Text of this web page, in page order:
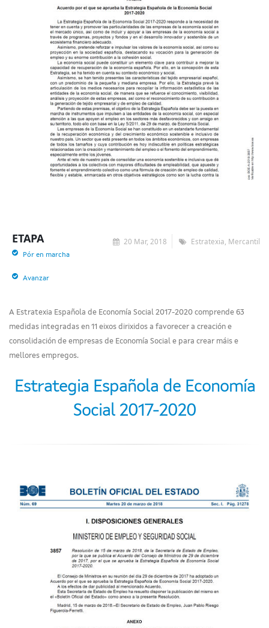
20 Mar, 2018 Estratexia, Mercantil
ETAPA
Pór en marcha
Avanzar
A Estratexia Española de Economía Social 2017-2020 comprende 63
medidas integradas en 11 eixos dirixidos a favorecer a creación e
consolidación de empresas de Economía Social e para crear máis e
mellores empregos.
Estrategia Española de Economía
Social 2017-2020